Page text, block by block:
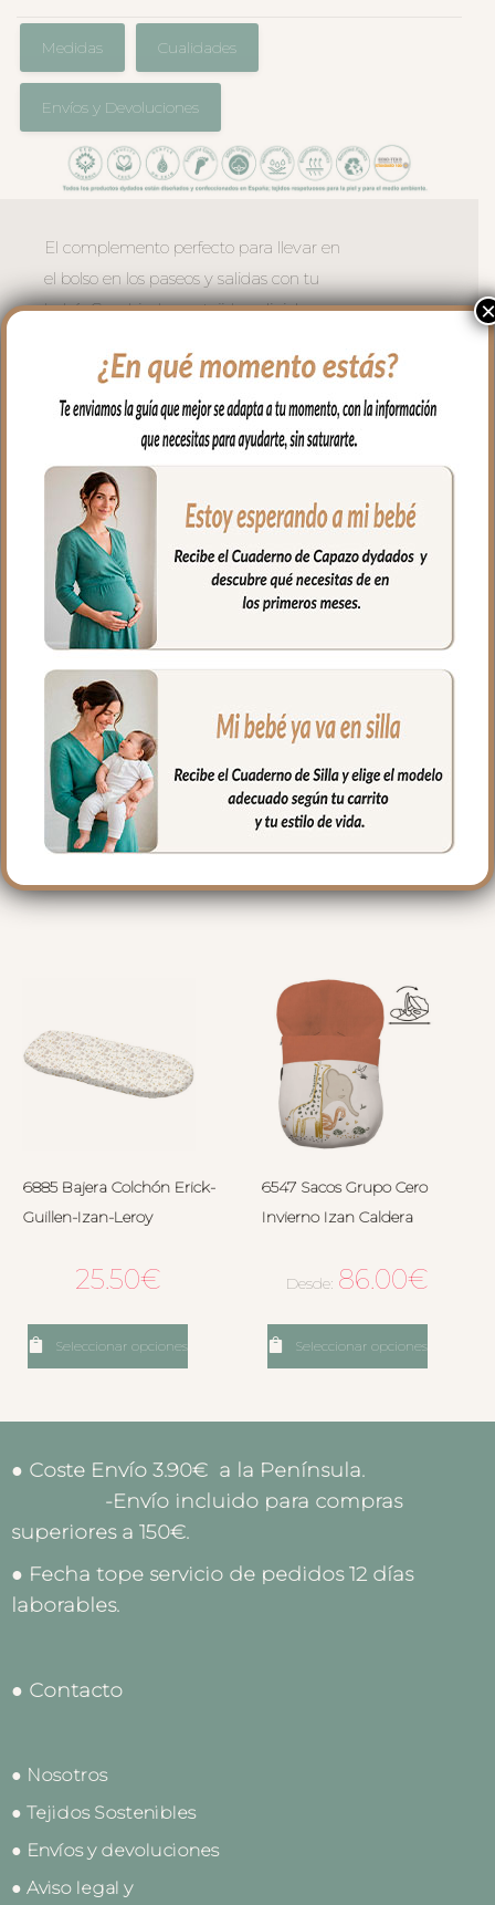
Medidas Cualidades
Envíos y Devoluciones
El complemento perfecto para llevar en
el bolso en los paseos y salidas con tu
bebé. Cambiador en tejido polipiel
agradable.
En el interior tejido blanco e impermeable
para los posibles escapes del bebé.
Muy fácil de limpiar por ambos lados,
puedes limpiar con paño húmedo y
cuando necesites puedes lavar en
lavadora, siempre agua fría, jabones no
abrasivos y secado al natural. Recuerda
quitar el culete rígido antes de lavar.
Medidas: 38 x 58 cms
PRODUCTOS
RELACIONADOS
6885 Bajera Colchón Erick-
Guillen-Izan-Leroy
25.50€
Seleccionar opciones
6547 Sacos Grupo Cero
Invierno Izan Caldera
Desde: 86.00€
Seleccionar opciones
● Coste Envío 3.90€ a la Península.
-Envío incluido para compras
superiores a 150€.
● Fecha tope servicio de pedidos 12 días
laborables.
● Contacto
● Nosotros
● Tejidos Sostenibles
● Envíos y devoluciones
● Aviso legal y
×